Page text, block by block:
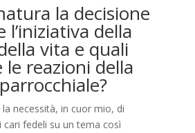
la decisione
l’iniziativa della
vita e quali
le reazioni della
necessità, in cuor mio, di
cari fedeli su un tema così